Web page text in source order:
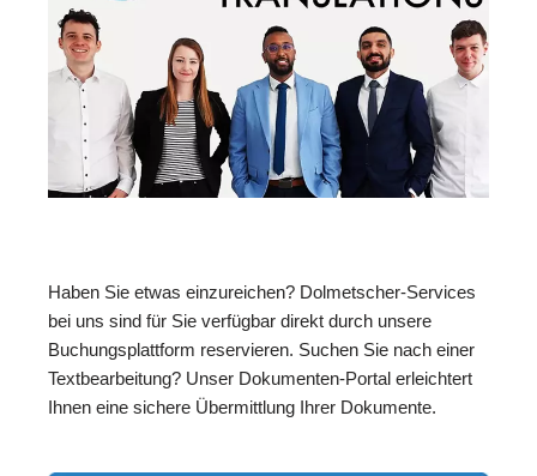
Haben Sie etwas einzureichen? Dolmetscher-Services
bei uns sind für Sie verfügbar direkt durch unsere
Buchungsplattform reservieren. Suchen Sie nach einer
Textbearbeitung? Unser Dokumenten-Portal erleichtert
Ihnen eine sichere Übermittlung Ihrer Dokumente.